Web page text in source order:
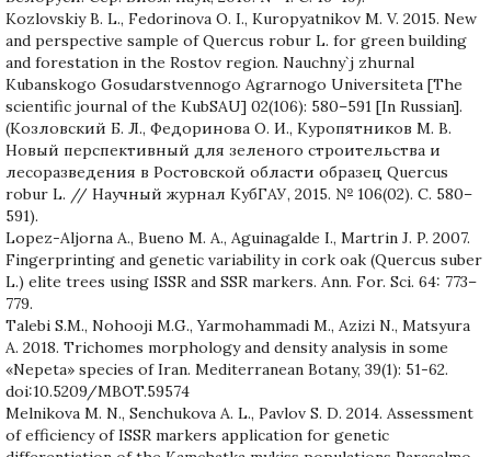
Kozlovskiy B. L., Fedorinova O. I., Kuropyatnikov M. V. 2015. New
and perspective sample of Quercus robur L. for green building
and forestation in the Rostov region. Nauchny`j zhurnal
Kubanskogo Gosudarstvennogo Agrarnogo Universiteta [The
scientific journal of the KubSAU] 02(106): 580–591 [In Russian].
(Козловский Б. Л., Федоринова О. И., Куропятников М. В.
Новый перспективный для зеленого строительства и
лесоразведения в Ростовской области образец Quercus
robur L. // Научный журнал КубГАУ, 2015. № 106(02). С. 580–
591).
Lopez-Aljorna A., Bueno M. A., Aguinagalde I., Martґin J. P. 2007.
Fingerprinting and genetic variability in cork oak (Quercus suber
L.) elite trees using ISSR and SSR markers. Ann. For. Sci. 64: 773–
779.
Talebi S.M., Nohooji M.G., Yarmohammadi M., Azizi N., Matsyura
A. 2018. Trichomes morphology and density analysis in some
«Nepeta» species of Iran. Mediterranean Botany, 39(1): 51-62.
doi:10.5209/MBOT.59574
Melnikova M. N., Senchukova A. L., Pavlov S. D. 2014. Assessment
of efficiency of ISSR markers application for genetic